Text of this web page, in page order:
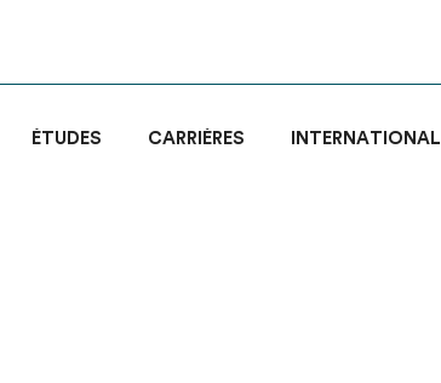
ÉTUDES CARRIÈRES INTERNATIONAL